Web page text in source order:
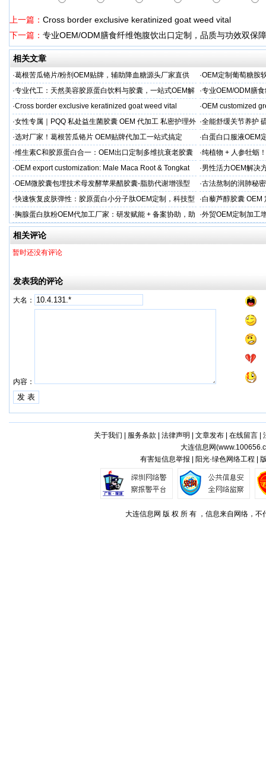
上一篇： Cross border exclusive keratinized goat weed vital
下一篇： 专业OEM/ODM膳食纤维饱腹饮出口定制，品质与功效双保障
相关文章
·葛根苦瓜铬片/粉剂OEM贴牌，辅助降血糖源头厂家直供 ·OEM定制葡萄糖胺
·专业代工：天然美容胶原蛋白饮料与胶囊，一站式OEM解
决方案，助力外贸客户全球市场
·专业OEM/ODM膳
保障
·Cross border exclusive keratinized goat weed vital ·OEM customized
·女性专属｜PQQ 私处益生菌胶囊 OEM 代加工 私密护理外
贸专供
·全能舒缓关节养护
按需定制
·选对厂家！葛根苦瓜铬片 OEM贴牌代加工一站式搞定 ·白蛋白口服液OEM
属服务
·维生素C和胶原蛋白合一：OEM出口定制多维抗衰老胶囊 ·纯植物 + 人参牡蛎
力保驾护航
·OEM export customization: Male Maca Root & Tongkat ·男性活力OEM解决
出口市场专属
·OEM微胶囊包埋技术母发酵苹果醋胶囊-脂肪代谢增强型
代工定制
·古法熬制的润肺秘
EM加工
·快速恢复皮肤弹性：胶原蛋白小分子肽OEM定制，科技型
美肌补充剂专业代工厂家
·白藜芦醇胶囊 OEM
牌精准布局大健康
· 胸腺蛋白肽粉OEM代加工厂家：研发赋能 + 备案协助，助
力健康产品快速上市
·外贸OEM定制加工
头工厂
相关评论
暂时还没有评论
发表我的评论
大名：
内容：
关于我们 服务条款 法律声明 文章发布| 在线留言|
大连信息网(
有害短信息举报 | 阳光·绿色网络工程 |
大连信息网 版 权 所 有 ，信息来自网络，